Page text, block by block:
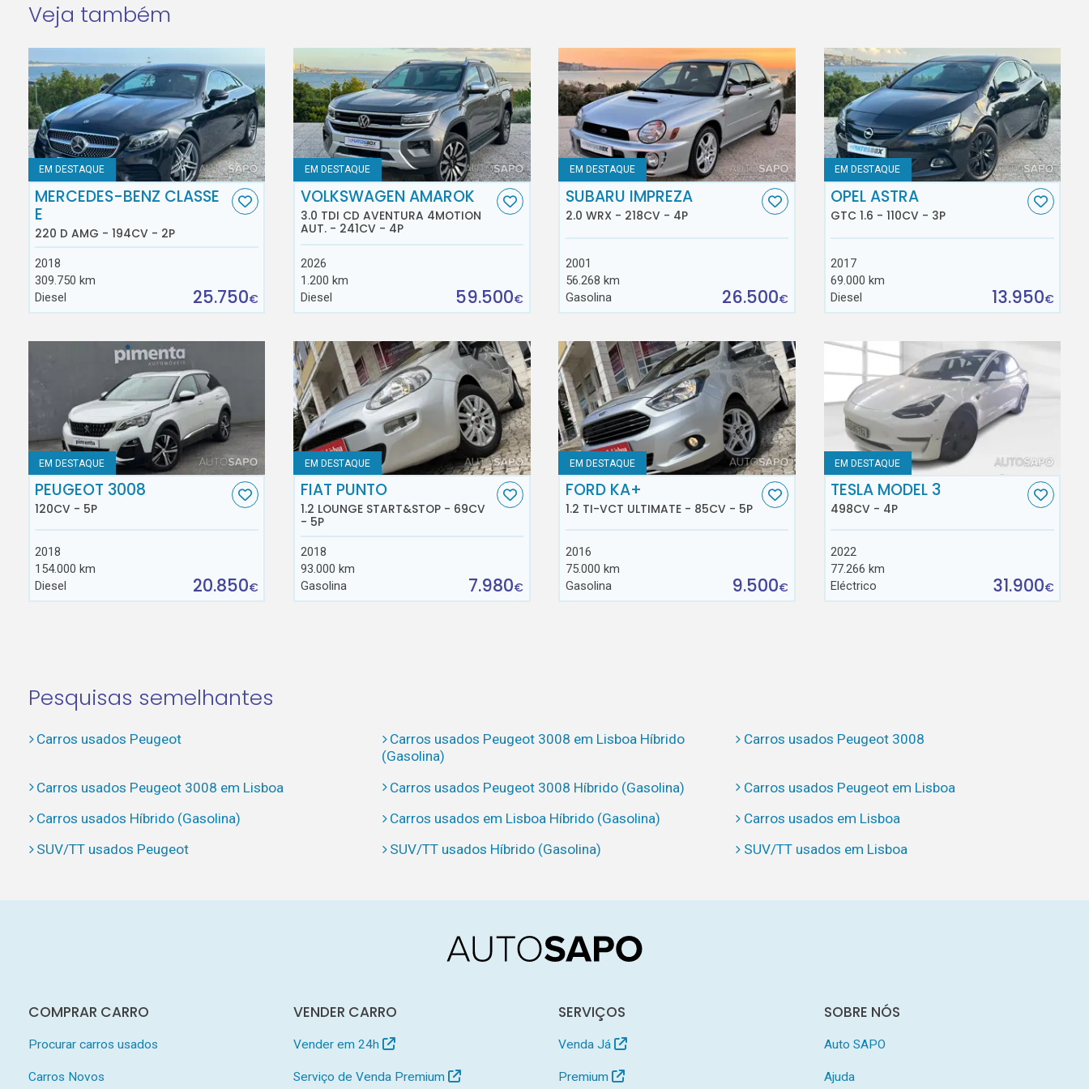
Veja também
EM DESTAQUE
MERCEDES-BENZ CLASSE
E
220 D AMG - 194CV - 2P
2018
309.750 km
Diesel
25.750€
EM DESTAQUE
VOLKSWAGEN AMAROK
3.0 TDI CD AVENTURA 4MOTION
AUT. - 241CV - 4P
2026
1.200 km
Diesel
59.500€
EM DESTAQUE
SUBARU IMPREZA
2.0 WRX - 218CV - 4P
2001
56.268 km
Gasolina
26.500€
EM DESTAQUE
OPEL ASTRA
GTC 1.6 - 110CV - 3P
2017
69.000 km
Diesel
13.950€
EM DESTAQUE
PEUGEOT 3008
120CV - 5P
2018
154.000 km
Diesel
20.850€
EM DESTAQUE
FIAT PUNTO
1.2 LOUNGE START&STOP - 69CV
- 5P
2018
93.000 km
Gasolina
7.980€
EM DESTAQUE
FORD KA+
1.2 TI-VCT ULTIMATE - 85CV - 5P
2016
75.000 km
Gasolina
9.500€
EM DESTAQUE
TESLA MODEL 3
498CV - 4P
2022
77.266 km
Eléctrico
31.900€
Pesquisas semelhantes
Carros usados Peugeot
Carros usados Peugeot 3008 em Lisboa Híbrido
(Gasolina)
Carros usados Peugeot 3008
Carros usados Peugeot 3008 em Lisboa Carros usados Peugeot 3008 Híbrido (Gasolina)
Carros usados Peugeot em Lisboa
Carros usados Híbrido (Gasolina)
Carros usados em Lisboa Híbrido (Gasolina)
Carros usados em Lisboa
SUV/TT usados Peugeot
SUV/TT usados Híbrido (Gasolina) SUV/TT usados em Lisboa
COMPRAR CARRO
Procurar carros usados
Carros Novos
VENDER CARRO
Vender em 24h
Serviço de Venda Premium
SERVIÇOS
Venda Já
Premium
SOBRE NÓS
Auto SAPO
Ajuda